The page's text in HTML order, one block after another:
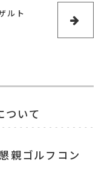
ルト
いて
親ゴルフコン